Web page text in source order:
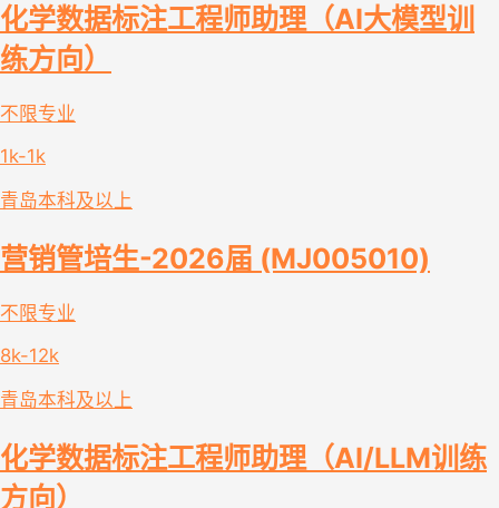
化学数据标注工程师助理（AI大模型训
练方向）
不限专业
1k-1k
青岛本科及以上
营销管培生-2026届 (MJ005010)
不限专业
8k-12k
青岛本科及以上
化学数据标注工程师助理（AI/LLM训练
方向）